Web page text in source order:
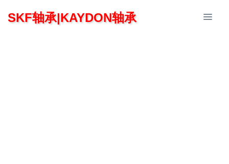
SKF轴承|KAYDON轴承